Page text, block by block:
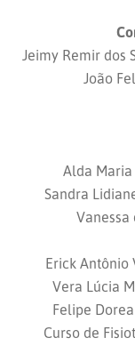
Jeimy Remir dos
João
Alda
Sandra
Vanessa
Erick Antônio
Vera Lúcia
Felipe
Curso de